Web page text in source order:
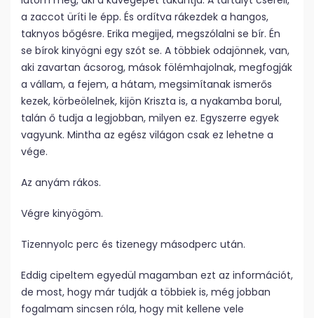
a zaccot üríti le épp. És ordítva rákezdek a hangos,
taknyos bőgésre. Erika megijed, megszólalni se bír. Én
se bírok kinyögni egy szót se. A többiek odajönnek, van,
aki zavartan ácsorog, mások fölémhajolnak, megfogják
a vállam, a fejem, a hátam, megsimítanak ismerős
kezek, körbeölelnek, kijön Kriszta is, a nyakamba borul,
talán ő tudja a legjobban, milyen ez. Egyszerre egyek
vagyunk. Mintha az egész világon csak ez lehetne a
vége.
Az anyám rákos.
Végre kinyögöm.
Tizennyolc perc és tizenegy másodperc után.
Eddig cipeltem egyedül magamban ezt az információt,
de most, hogy már tudják a többiek is, még jobban
fogalmam sincsen róla, hogy mit kellene vele